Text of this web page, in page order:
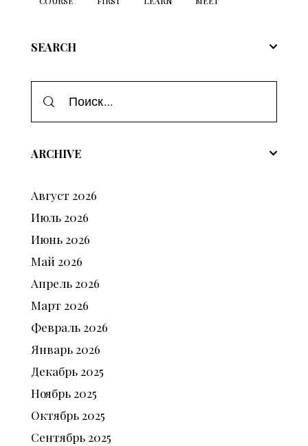
SEARCH
ARCHIVE
Август 2026
Июль 2026
Июнь 2026
Май 2026
Апрель 2026
Март 2026
Февраль 2026
Январь 2026
Декабрь 2025
Ноябрь 2025
Октябрь 2025
Сентябрь 2025